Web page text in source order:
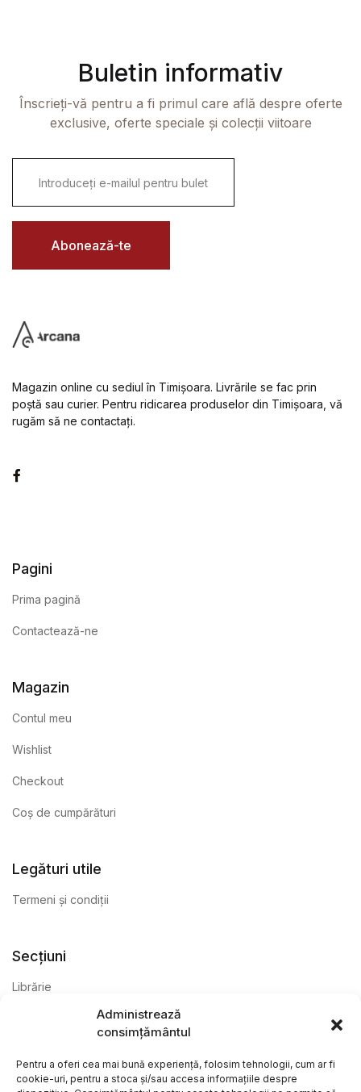
Administrează
consimțământul
Pentru a oferi cea mai bună experiență, folosim tehnologii, cum ar fi
cookie-uri, pentru a stoca și/sau accesa informațiile despre
Buletin informativ
Înscrieți-vă pentru a fi primul care află despre oferte
exclusive, oferte speciale și colecții viitoare
i
l
Abonează-te
Magazin online cu sediul în Timișoara. Livrările se fac prin
poștă sau curier. Pentru ridicarea produselor din Timișoara, vă
rugăm să ne contactați.
Pagini
Prima pagină
Contactează-ne
Magazin
Contul meu
Wishlist
Checkout
Coș de cumpărături
Legături utile
Termeni și condiții
Secțiuni
Librărie